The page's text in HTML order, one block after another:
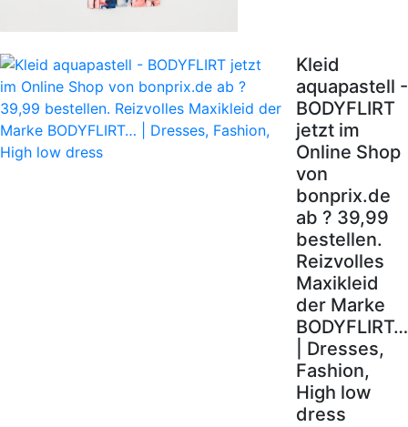
Kleid
aquapastell -
BODYFLIRT
jetzt im
Online Shop
von
bonprix.de
ab ? 39,99
bestellen.
Reizvolles
Maxikleid
der Marke
BODYFLIRT…
| Dresses,
Fashion,
High low
dress